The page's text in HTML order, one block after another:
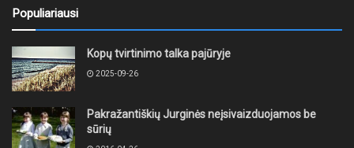
Populiariausi
Kopų tvirtinimo talka pajūryje
2025-09-26
Pakražantiškių Jurginės neįsivaizduojamos be
sūrių